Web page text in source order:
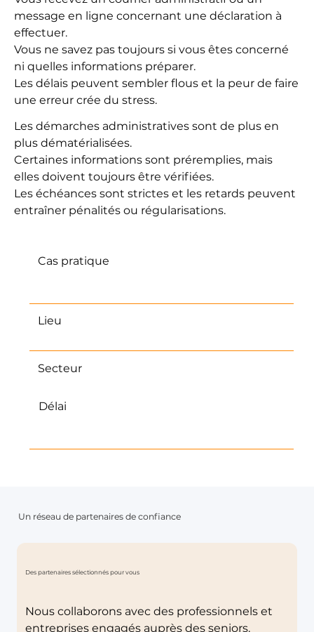
message en ligne concernant une déclaration à
effectuer.
Vous ne savez pas toujours si vous êtes concerné
ni quelles informations préparer.
Les délais peuvent sembler flous et la peur de faire
une erreur crée du stress.
Les démarches administratives sont de plus en
plus dématérialisées.
Certaines informations sont préremplies, mais
elles doivent toujours être vérifiées.
Les échéances sont strictes et les retards peuvent
entraîner pénalités ou régularisations.
Cas pratique
Lieu
Secteur
Délai
Un réseau de partenaires de confiance
Des partenaires sélectionnés pour vous
Nous collaborons avec des professionnels et
entreprises engagés auprès des seniors.